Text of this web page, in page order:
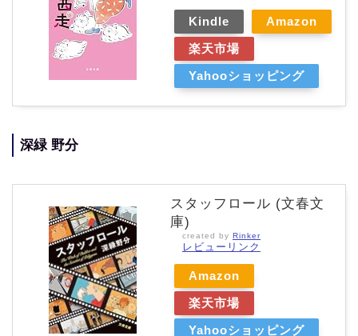
Kindle
Amazon
楽天市場
Yahooショッピング
深緑 野分
スタッフロール (文春文
庫)
created by Rinker
レビューリンク
Amazon
楽天市場
Yahooショッピング